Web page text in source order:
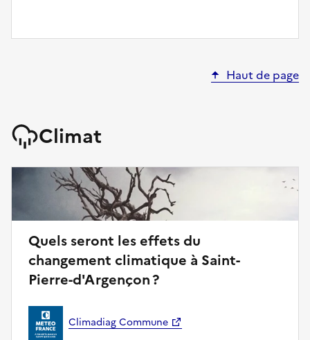
Haut de page
Climat
Quels seront les effets du
changement climatique à Saint-
Pierre-d'Argençon ?
Climadiag Commune